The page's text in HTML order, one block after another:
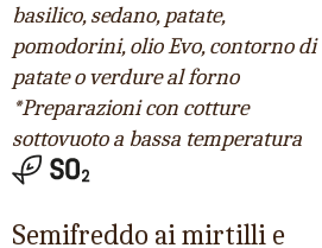
basilico, sedano, patate,
pomodorini, olio Evo, contorno di
patate o verdure al forno
*Preparazioni con cotture
sottovuoto a bassa temperatura
Semifreddo ai mirtilli e